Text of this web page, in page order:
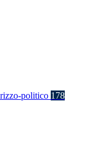
politico 178